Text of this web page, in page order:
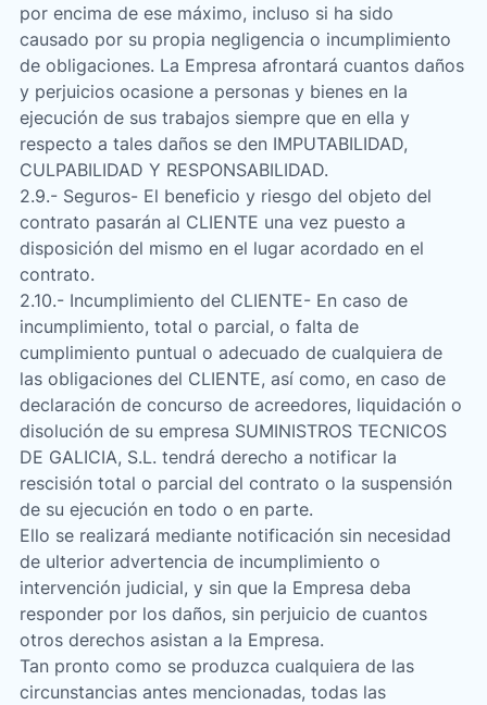
por encima de ese máximo, incluso si ha sido
causado por su propia negligencia o incumplimiento
de obligaciones. La Empresa afrontará cuantos daños
y perjuicios ocasione a personas y bienes en la
ejecución de sus trabajos siempre que en ella y
respecto a tales daños se den IMPUTABILIDAD,
CULPABILIDAD Y RESPONSABILIDAD.
2.9.- Seguros- El beneficio y riesgo del objeto del
contrato pasarán al CLIENTE una vez puesto a
disposición del mismo en el lugar acordado en el
contrato.
2.10.- Incumplimiento del CLIENTE- En caso de
incumplimiento, total o parcial, o falta de
cumplimiento puntual o adecuado de cualquiera de
las obligaciones del CLIENTE, así como, en caso de
declaración de concurso de acreedores, liquidación o
disolución de su empresa SUMINISTROS TECNICOS
DE GALICIA, S.L. tendrá derecho a notificar la
rescisión total o parcial del contrato o la suspensión
de su ejecución en todo o en parte.
Ello se realizará mediante notificación sin necesidad
de ulterior advertencia de incumplimiento o
intervención judicial, y sin que la Empresa deba
responder por los daños, sin perjuicio de cuantos
otros derechos asistan a la Empresa.
Tan pronto como se produzca cualquiera de las
circunstancias antes mencionadas, todas las